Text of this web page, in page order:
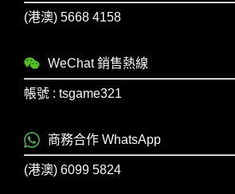
(港澳) 5668 4158
WeChat 銷售熱線
帳號 : tsgame321
商務合作 WhatsApp
(港澳) 6099 5824